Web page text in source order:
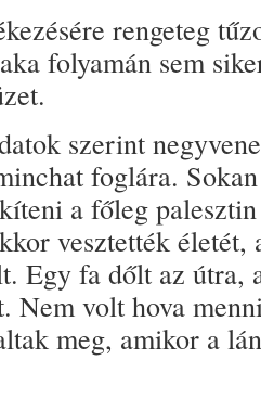
rengeteg
folyamán sem
szerint
foglára.
a főleg
vesztették életét,
Egy fa dőlt az útra,
Nem volt hova
meg, amikor a